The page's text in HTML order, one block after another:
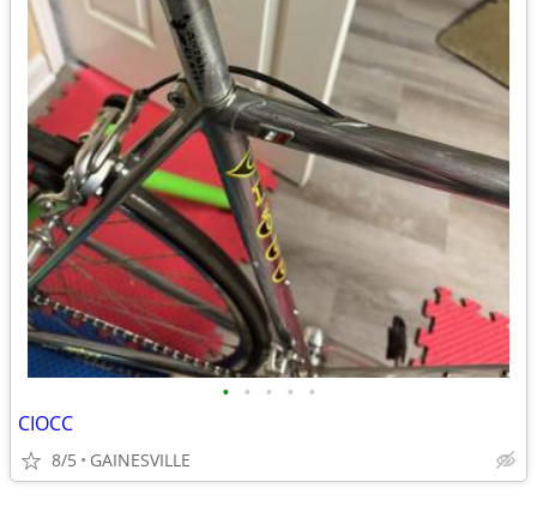
• • • • •
CIOCC
8/5 GAINESVILLE